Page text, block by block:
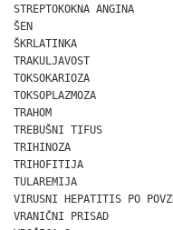
STREPTOKOKNA
ŠEN
ŠKRLATINKA
TRAKULJAVOST
TOKSOKARIOZA
TOKSOPLAZMOZA
TRAHOM
TREBUŠNI TIFUS
TRIHINOZA
TRIHOFITIJA
TULAREMIJA
VIRUSNI HEPATITIS PO
VRANIČNI PRISAD